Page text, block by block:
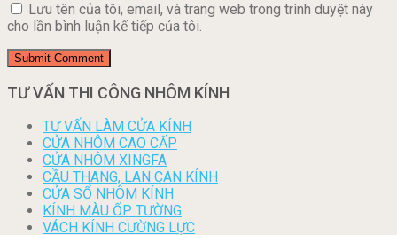
Lưu tên của tôi, email, và trang web trong trình duyệt này
cho lần bình luận kế tiếp của tôi.
TƯ VẤN THI CÔNG NHÔM KÍNH
TƯ VẤN LÀM CỬA KÍNH
CỬA NHÔM CAO CẤP
CỬA NHÔM XINGFA
CẦU THANG, LAN CAN KÍNH
CỬA SỔ NHÔM KÍNH
KÍNH MÀU ỐP TƯỜNG
VÁCH KÍNH CƯỜNG LỰC